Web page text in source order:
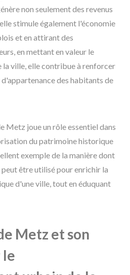
non seulement des revenus
stimule également l'économie
et en attirant des
en mettant en valeur le
ville, elle contribue à renforcer
des habitants de
Metz joue un rôle essentiel dans
du patrimoine historique
exemple de la manière dont
être utilisé pour enrichir la
d'une ville, tout en éduquant
Metz et son
le